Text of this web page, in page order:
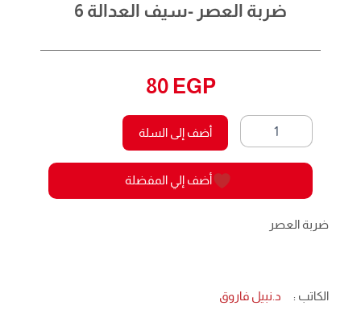
ضربة العصر -سيف العدالة 6
80 EGP
كمية
ضربة
-سيف
أضف إلى السلة
أضف إلي المفضلة
ضربة العصر
الكاتب :
د.نبيل فاروق